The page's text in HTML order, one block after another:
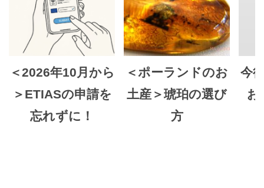
＜2026年10月から
＞ETIASの申請を
忘れずに！
＜ポーランドのお
土産＞琥珀の選び
方
今
お